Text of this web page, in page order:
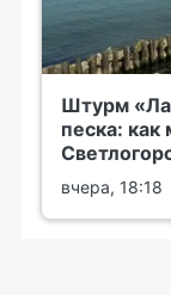
Штурм
песка:
вчера, 18:18